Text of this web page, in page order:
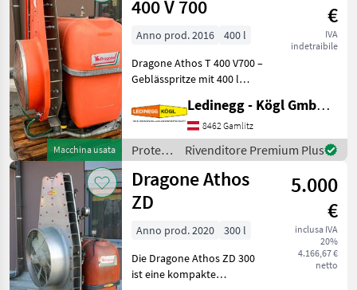
Macchina usata
400 V 700
€
IVA
indetraibile
Anno prod. 2016
400 l
Dragone Athos T 400 V700 –
Geblässpritze mit 400 l
700 mm Querstromgebläse
Beschreibung: Die Dragone
Athos T 400 V700 ist eine
robuste
Ledinegg - Kögl GmbH - Obst- und Weinbautechnik
8462 Gamlitz
Protezione
piante /
Dragone
Rivenditore Premium Plus
Dragone Athos
ZD
5.000
€
inclusa IVA
20%
4.166,67 €
netto
Anno prod. 2020
300 l
Die Dragone Athos ZD 300
ist eine kompakte